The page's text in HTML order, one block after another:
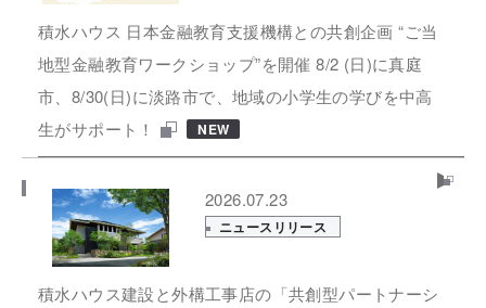
積水ハウス 日本金融教育支援機構との共創企画 “ご当
地型金融教育ワークショップ”を開催 8/2 (日)に真庭
市、8/30(日)に淡路市で、地域の小学生の学びを中高
生がサポート！
NEW
2026.07.23
ニュースリリース
積水ハウス建設と外構工事店の「共創型パートナーシ